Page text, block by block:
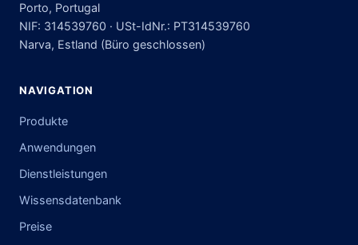
Porto, Portugal
NIF: 314539760 · USt-IdNr.: PT314539760
Narva, Estland (Büro geschlossen)
NAVIGATION
Produkte
Anwendungen
Dienstleistungen
Wissensdatenbank
Preise